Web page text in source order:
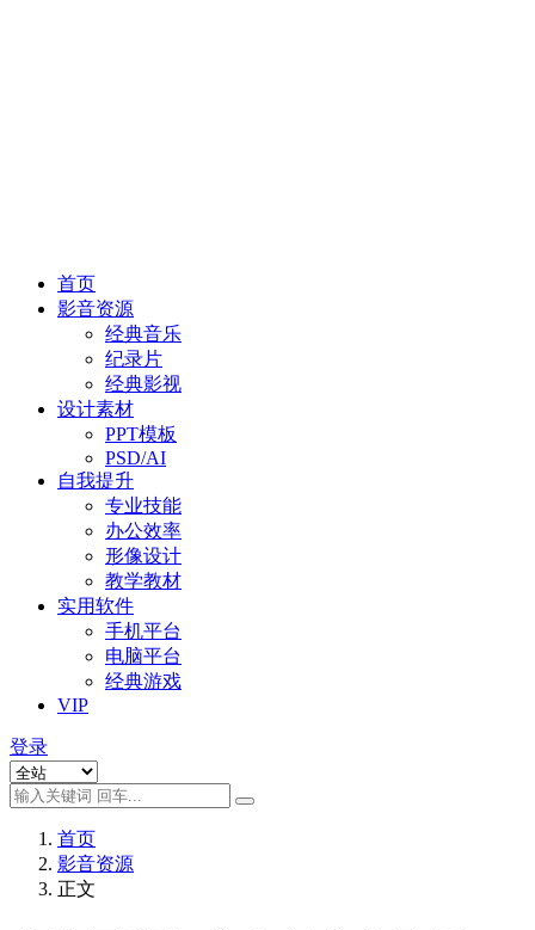
首页
影音资源
经典音乐
纪录片
经典影视
设计素材
PPT模板
PSD/AI
自我提升
专业技能
办公效率
形像设计
教学教材
实用软件
手机平台
电脑平台
经典游戏
VIP
登录
首页
影音资源
正文